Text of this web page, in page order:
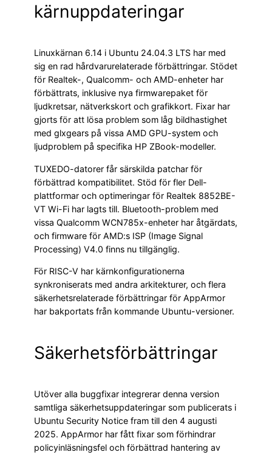
kärnuppdateringar
Linuxkärnan 6.14 i Ubuntu 24.04.3 LTS har med
sig en rad hårdvarurelaterade förbättringar. Stödet
för Realtek-, Qualcomm- och AMD-enheter har
förbättrats, inklusive nya firmwarepaket för
ljudkretsar, nätverkskort och grafikkort. Fixar har
gjorts för att lösa problem som låg bildhastighet
med glxgears på vissa AMD GPU-system och
ljudproblem på specifika HP ZBook-modeller.
TUXEDO-datorer får särskilda patchar för
förbättrad kompatibilitet. Stöd för fler Dell-
plattformar och optimeringar för Realtek 8852BE-
VT Wi-Fi har lagts till. Bluetooth-problem med
vissa Qualcomm WCN785x-enheter har åtgärdats,
och firmware för AMD:s ISP (Image Signal
Processing) V4.0 finns nu tillgänglig.
För RISC-V har kärnkonfigurationerna
synkroniserats med andra arkitekturer, och flera
säkerhetsrelaterade förbättringar för AppArmor
har bakportats från kommande Ubuntu-versioner.
Säkerhetsförbättringar
Utöver alla buggfixar integrerar denna version
samtliga säkerhetsuppdateringar som publicerats i
Ubuntu Security Notice fram till den 4 augusti
2025. AppArmor har fått fixar som förhindrar
policyinläsningsfel och förbättrad hantering av